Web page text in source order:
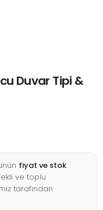
Duvar Tipi &
fiyat ve stok
ve toplu
tarafından